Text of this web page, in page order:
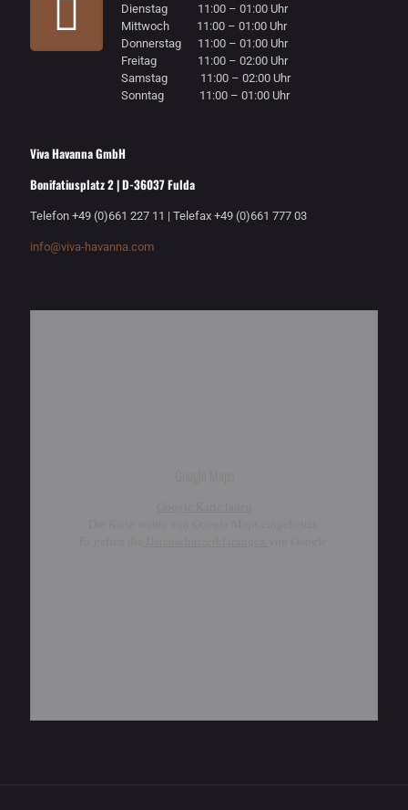
Dienstag 11:00 – 01:00 Uhr
Mittwoch 11:00 – 01:00 Uhr
Donnerstag 11:00 – 01:00 Uhr
Freitag 11:00 – 02:00 Uhr
Samstag 11:00 – 02:00 Uhr
Sonntag 11:00 – 01:00 Uhr
Viva Havanna GmbH
Bonifatiusplatz 2 | D-36037 Fulda
Telefon +49 (0)661 227 11 | Telefax +49 (0)661 777 03
info@viva-havanna.com